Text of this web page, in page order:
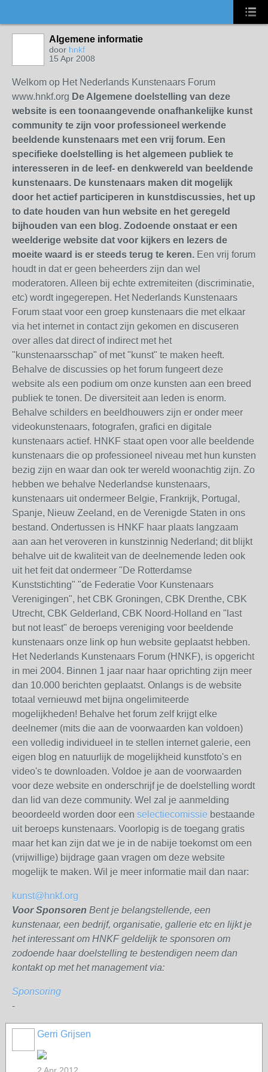
Algemene informatie
door hnkf
15 Apr 2008
Welkom op Het Nederlands Kunstenaars Forum
www.hnkf.org De Algemene doelstelling van deze
website is een toonaangevende onafhankelijke kunst
community te zijn voor professioneel werkende
beeldende kunstenaars met een vrij forum. Een
specifieke doelstelling is het algemeen publiek te
interesseren in de leef- en denkwereld van beeldende
kunstenaars. De kunstenaars maken dit mogelijk
door het actief participeren in kunstdiscussies, het up
to date houden van hun website en het geregeld
bijhouden van een blog. Zodoende onstaat er een
weelderige website dat voor kijkers en lezers de
moeite waard is er steeds terug te keren. Een vrij forum
houdt in dat er geen beheerders zijn dan wel
moderatoren. Alleen bij echte extremiteiten (discriminatie,
etc) wordt ingegerepen. Het Nederlands Kunstenaars
Forum staat voor een groep kunstenaars die met elkaar
via het internet in contact zijn gekomen en discuseren
over alles dat direct of indirect met het
"kunstenaarsschap" of met "kunst" te maken heeft.
Behalve de discussies op het forum fungeert deze
website als een podium om onze kunsten aan een breed
publiek te tonen. De diversiteit aan leden is enorm.
Behalve schilders en beeldhouwers zijn er onder meer
videokunstenaars, fotografen, grafici en digitale
kunstenaars actief. HNKF staat open voor alle beeldende
kunstenaars die op professioneel niveau met hun kunsten
bezig zijn en waar dan ook ter wereld woonachtig zijn. Zo
hebben we behalve Nederlandse kunstenaars,
kunstenaars uit ondermeer Belgie, Frankrijk, Portugal,
Spanje, Nieuw Zeeland, en de Verenigde Staten in ons
bestand. Ondertussen is HNKF haar plaats langzaam
aan aan het veroveren in kunstzinnig Nederland; dit blijkt
behalve uit de kwaliteit van de deelnemende leden ook
uit het feit dat ondermeer "De Rotterdamse
Kunststichting" "de Federatie Voor Kunstenaars
Verenigingen", het CBK Groningen, CBK Drenthe, CBK
Utrecht, CBK Gelderland, CBK Noord-Holland en "last
but not least" de beroeps vereniging voor beeldende
kunstenaars onze link op hun website geplaatst hebben.
Het Nederlands Kunstenaars Forum (HNKF), is opgericht
in mei 2004. Binnen 1 jaar naar haar oprichting zijn meer
dan 10.000 berichten geplaatst. Onlangs is de website
totaal vernieuwd met bijna ongelimiteerde
mogelijkheden! Behalve het forum zelf krijgt elke
deelnemer (mits die aan de voorwaarden kan voldoen)
een volledig individueel in te stellen internet galerie, een
eigen blog en natuurlijk de mogelijkheid kunstfoto's en
video's te downloaden. Voldoe je aan de voorwaarden
voor deze website en onderschrijf je de doelstelling wordt
dan lid van deze community. Wel zal je aanmelding
beoordeeld worden door een selectiecomissie bestaande
uit beroeps kunstenaars. Voorlopig is de toegang gratis
maar het kan zijn dat we je in de nabije toekomst om een
(vrijwillige) bijdrage gaan vragen om deze website
mogelijk te maken. Wil je meer informatie mail dan naar:
kunst@hnkf.org
Voor Sponsoren Bent je belangstellende, een
kunstenaar, een bedrijf, organisatie, gallerie etc en lijkt je
het interessant om HNKF geldelijk te sponsoren om
zodoende haar doelstelling te bestendigen neem dan
kontakt op met het management via:
Sponsoring
-
Gerri Grijsen